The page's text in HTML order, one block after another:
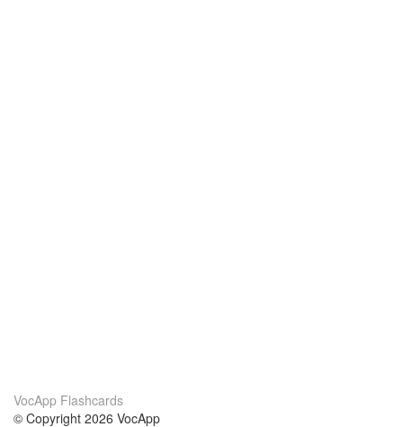
VocApp Flashcards
© Copyright 2026 VocApp